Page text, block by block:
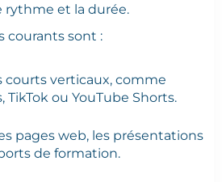
rythme et la durée.
courants sont :
courts verticaux, comme
TikTok ou YouTube Shorts.
pages web, les présentations
de formation.